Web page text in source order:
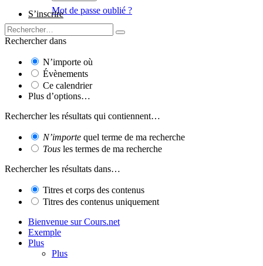
Mot de passe oublié ?
S’inscrire
Rechercher dans
N’importe où
Évènements
Ce calendrier
Plus d’options…
Rechercher les résultats qui contiennent…
N’importe quel terme de ma recherche
Tous les termes de ma recherche
Rechercher les résultats dans…
Titres et corps des contenus
Titres des contenus uniquement
Bienvenue sur Cours.net
Exemple
Plus
Plus